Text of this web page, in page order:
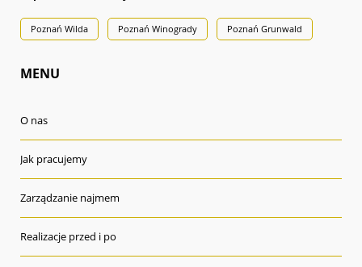
Poznań Wilda Poznań Winogrady Poznań Grunwald
MENU
O nas
Jak pracujemy
Zarządzanie najmem
Realizacje przed i po